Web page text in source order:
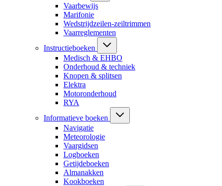
Vaarbewijs
Marifonie
Wedstrijdzeilen-zeiltrimmen
Vaarreglementen
Instructieboeken
Medisch & EHBO
Onderhoud & techniek
Knopen & splitsen
Elektra
Motoronderhoud
RYA
Informatieve boeken
Navigatie
Meteorologie
Vaargidsen
Logboeken
Getijdeboeken
Almanakken
Kookboeken